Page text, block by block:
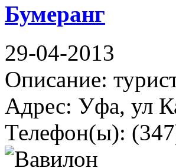
Бумеранг
29-04-2013
Описание:
Адрес: Уфа, ул
Телефон(ы):